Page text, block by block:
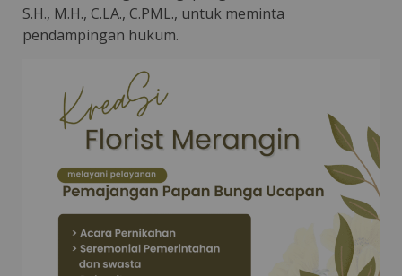
S.H., M.H., C.LA., C.PML., untuk meminta
pendampingan hukum.